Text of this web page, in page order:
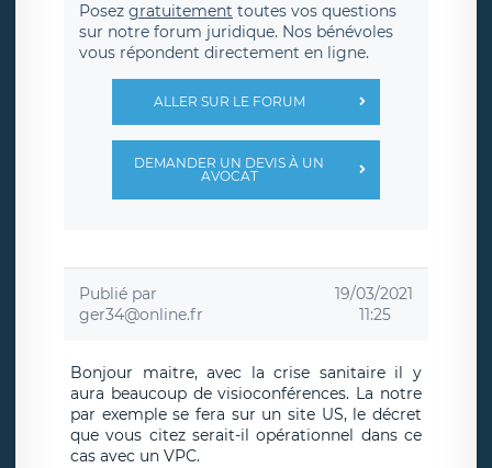
Posez gratuitement toutes vos questions
sur notre forum juridique. Nos bénévoles
vous répondent directement en ligne.
ALLER SUR LE FORUM
DEMANDER UN DEVIS À UN
AVOCAT
Publié par
ger34@online.fr
19/03/2021
11:25
Bonjour maitre, avec la crise sanitaire il y
aura beaucoup de visioconférences. La notre
par exemple se fera sur un site US, le décret
que vous citez serait-il opérationnel dans ce
cas avec un VPC.